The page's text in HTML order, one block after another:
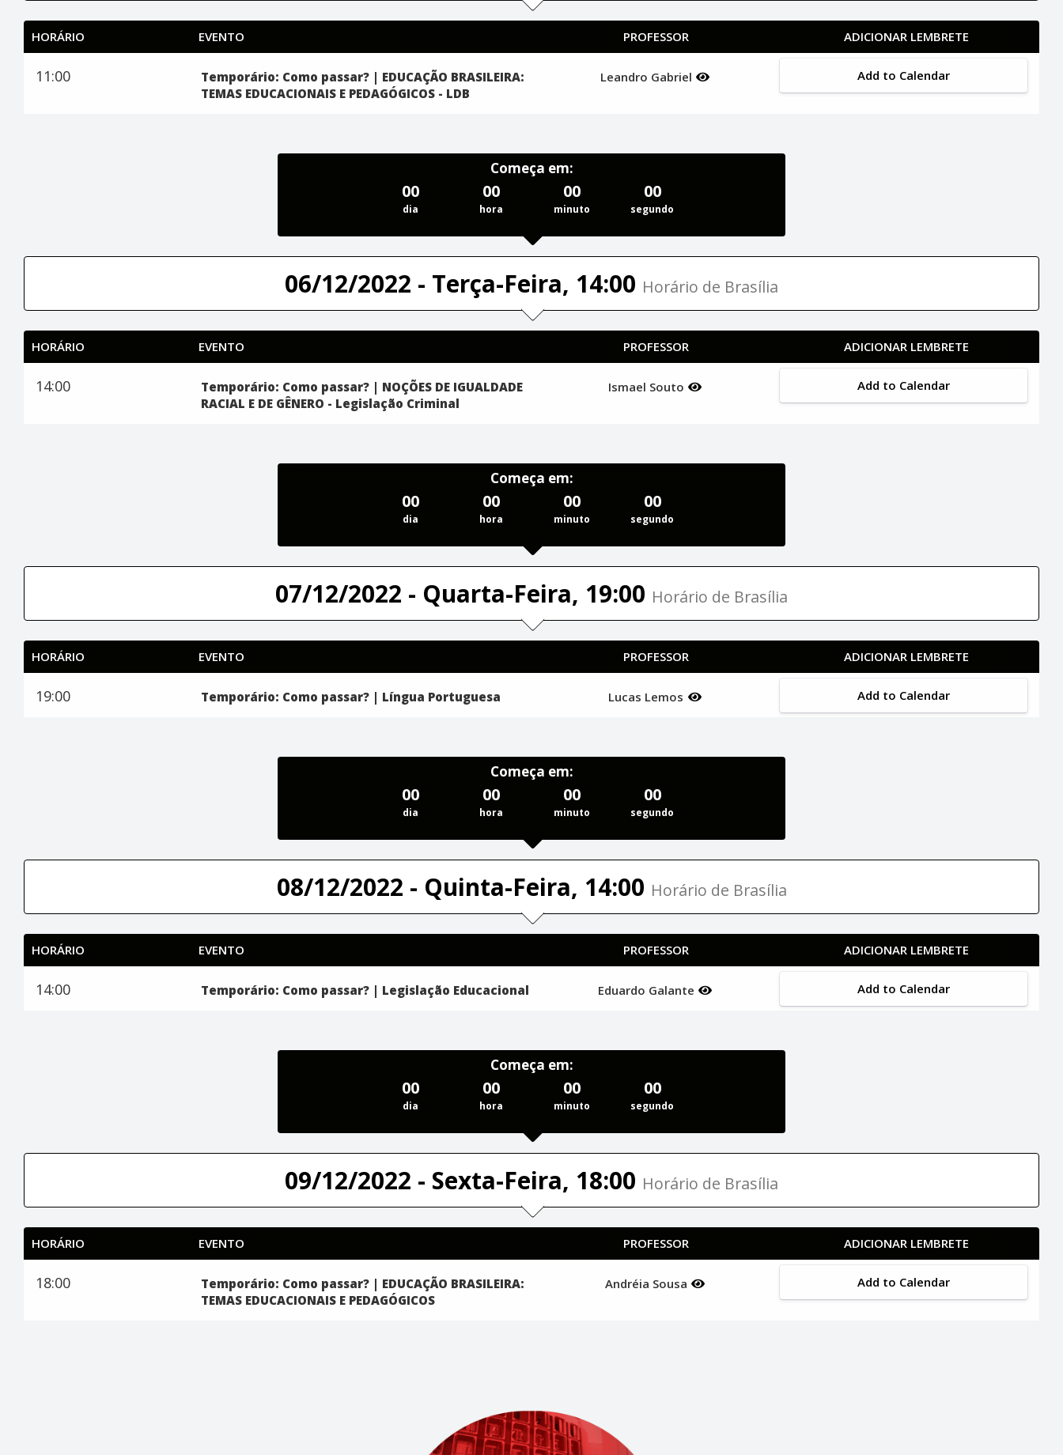
HORÁRIO EVENTO PROFESSOR ADICIONAR LEMBRETE
11:00
Temporário: Como passar? | EDUCAÇÃO BRASILEIRA:
TEMAS EDUCACIONAIS E PEDAGÓGICOS - LDB
Leandro Gabriel Add to Calendar
Começa em:
00
dia
00
hora
00
minuto
00
segundo
06/12/2022 - Terça-Feira, 14:00 Horário de Brasília
HORÁRIO EVENTO PROFESSOR ADICIONAR LEMBRETE
14:00
Temporário: Como passar? | NOÇÕES DE IGUALDADE
RACIAL E DE GÊNERO - Legislação Criminal
Ismael Souto Add to Calendar
Começa em:
00
dia
00
hora
00
minuto
00
segundo
07/12/2022 - Quarta-Feira, 19:00 Horário de Brasília
HORÁRIO EVENTO PROFESSOR ADICIONAR LEMBRETE
19:00 Temporário: Como passar? | Língua Portuguesa Lucas Lemos Add to Calendar
Começa em:
00
dia
00
hora
00
minuto
00
segundo
08/12/2022 - Quinta-Feira, 14:00 Horário de Brasília
HORÁRIO EVENTO PROFESSOR ADICIONAR LEMBRETE
14:00 Temporário: Como passar? | Legislação Educacional Eduardo Galante Add to Calendar
Começa em:
00
dia
00
hora
00
minuto
00
segundo
09/12/2022 - Sexta-Feira, 18:00 Horário de Brasília
HORÁRIO EVENTO PROFESSOR ADICIONAR LEMBRETE
18:00
Temporário: Como passar? | EDUCAÇÃO BRASILEIRA:
TEMAS EDUCACIONAIS E PEDAGÓGICOS
Andréia Sousa Add to Calendar